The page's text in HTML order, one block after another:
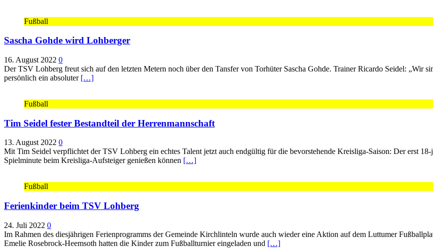
Fußball
Sascha Gohde wird Lohberger
16. August 2022 0
Der TSV Lohberg freut sich auf den letzten Metern noch über den Tansfer von Torhüter Sascha Gohde. Trainer Ricardo Seidel: „Wir
persönlich ein absoluter […]
Fußball
Tim Seidel fester Bestandteil der Herrenmannschaft
13. August 2022 0
Mit Tim Seidel verpflichtet der TSV Lohberg ein echtes Talent jetzt auch endgültig für die bevorstehende Kreisliga-Saison: Der erst
Spielminute beim Kreisliga-Aufsteiger genießen können […]
Fußball
Ferienkinder beim TSV Lohberg
24. Juli 2022 0
Im Rahmen des diesjährigen Ferienprogramms der Gemeinde Kirchlinteln wurde auch wieder eine Aktion auf dem Luttumer
Emelie Rosebrock-Heemsoth hatten die Kinder zum Fußballturnier eingeladen und […]